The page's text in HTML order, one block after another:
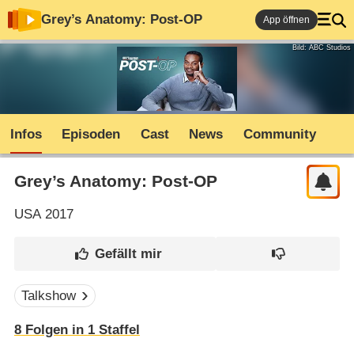
Grey’s Anatomy: Post-OP App öffnen
Bild: ABC Studios
Infos Episoden Cast News Community
Grey’s Anatomy: Post-OP
USA2017
Talkshow
8Folgen in 1Staffel